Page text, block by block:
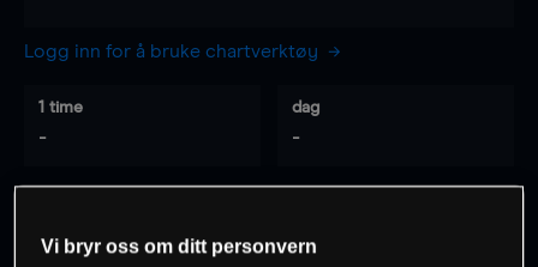
Logg inn for å bruke chartverktøy
1 time
-
dag
-
- -
Vi bryr oss om ditt personvern